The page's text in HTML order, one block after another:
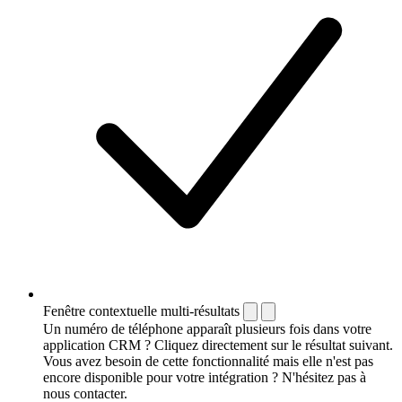
Fenêtre contextuelle multi-résultats
Un numéro de téléphone apparaît plusieurs fois dans votre
application CRM ? Cliquez directement sur le résultat suivant.
Vous avez besoin de cette fonctionnalité mais elle n'est pas
encore disponible pour votre intégration ? N'hésitez pas à
nous contacter.